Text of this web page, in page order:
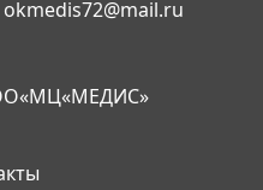
okmedis72@mail.ru